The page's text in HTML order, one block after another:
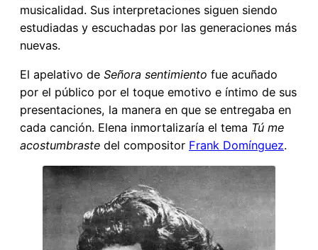
musicalidad. Sus interpretaciones siguen siendo
estudiadas y escuchadas por las generaciones más
nuevas.
El apelativo de Señora sentimiento fue acuñado
por el público por el toque emotivo e íntimo de sus
presentaciones, la manera en que se entregaba en
cada canción. Elena inmortalizaría el tema Tú me
acostumbraste del compositor Frank Domínguez.